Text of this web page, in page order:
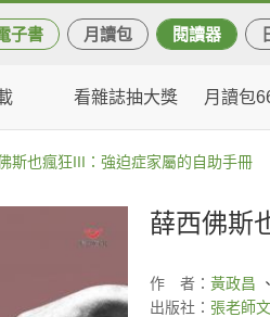
子書 月讀包 閱讀器
看雜誌抽大獎 月讀包
斯也瘋狂III：強迫症家屬的自助手冊
薛西佛斯
作 者： 黃政昌 、
出版社： 張老師